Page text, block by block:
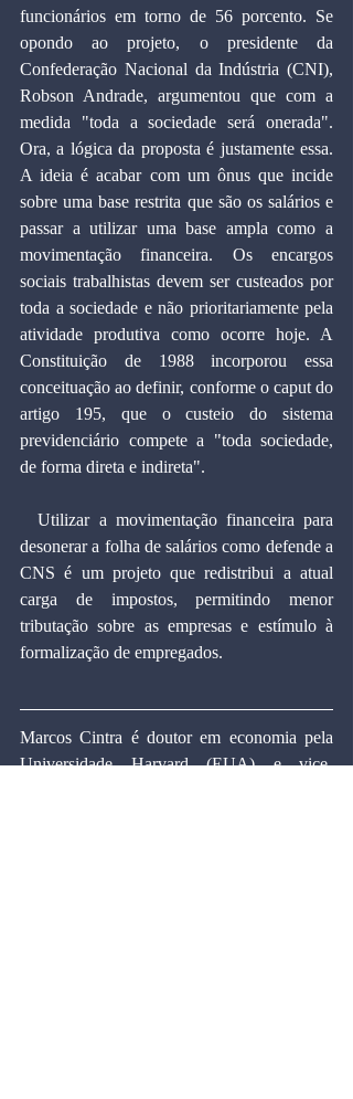
funcionários em torno de 56 porcento. Se
opondo ao projeto, o presidente da
Confederação Nacional da Indústria (CNI),
Robson Andrade, argumentou que com a
medida "toda a sociedade será onerada".
Ora, a lógica da proposta é justamente essa.
A ideia é acabar com um ônus que incide
sobre uma base restrita que são os salários e
passar a utilizar uma base ampla como a
movimentação financeira. Os encargos
sociais trabalhistas devem ser custeados por
toda a sociedade e não prioritariamente pela
atividade produtiva como ocorre hoje. A
Constituição de 1988 incorporou essa
conceituação ao definir, conforme o caput do
artigo 195, que o custeio do sistema
previdenciário compete a "toda sociedade,
de forma direta e indireta".
  Utilizar a movimentação financeira para
desonerar a folha de salários como defende a
CNS é um projeto que redistribui a atual
carga de impostos, permitindo menor
tributação sobre as empresas e estímulo à
formalização de empregados.
Marcos Cintra é doutor em economia pela
Universidade Harvard (EUA) e vice-